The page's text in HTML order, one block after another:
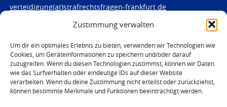
Zustimmung verwalten
Um dir ein optimales Erlebnis zu bieten, verwenden wir Technologien wie
Cookies, um Geräteinformationen zu speichern und/oder darauf
zuzugreifen. Wenn du diesen Technologien zustimmst, können wir Daten
wie das Surfverhalten oder eindeutige IDs auf dieser Website
verarbeiten. Wenn du deine Zustimmung nicht erteilst oder zurückziehst,
können bestimmte Merkmale und Funktionen beeinträchtigt werden.
verteidigung(at)strafrechtsfragen-frankfurt.de
www.strafrechtsfragen-frankfurt.de
Louisenstraße 84
61348 Bad Homburg
Telefon:06172 - 66 28 00
Telefax: 06172 - 66 28 01